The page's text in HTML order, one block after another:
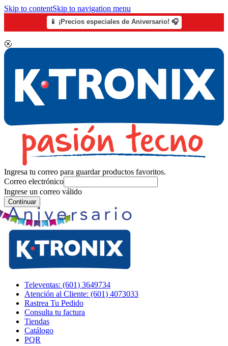
Skip to contentSkip to navigation menu
📱 ¡Precios especiales de Aniversario! 🎧
Ingresa tu correo para guardar productos favoritos.
Correo electrónico
Ingrese un correo válido
Continuar
Televentas: (601) 3649734
Atención al Cliente: (601) 4073033
Rastrea Tu Pedido
Consulta tu factura
Tiendas
Catálogo
PQR